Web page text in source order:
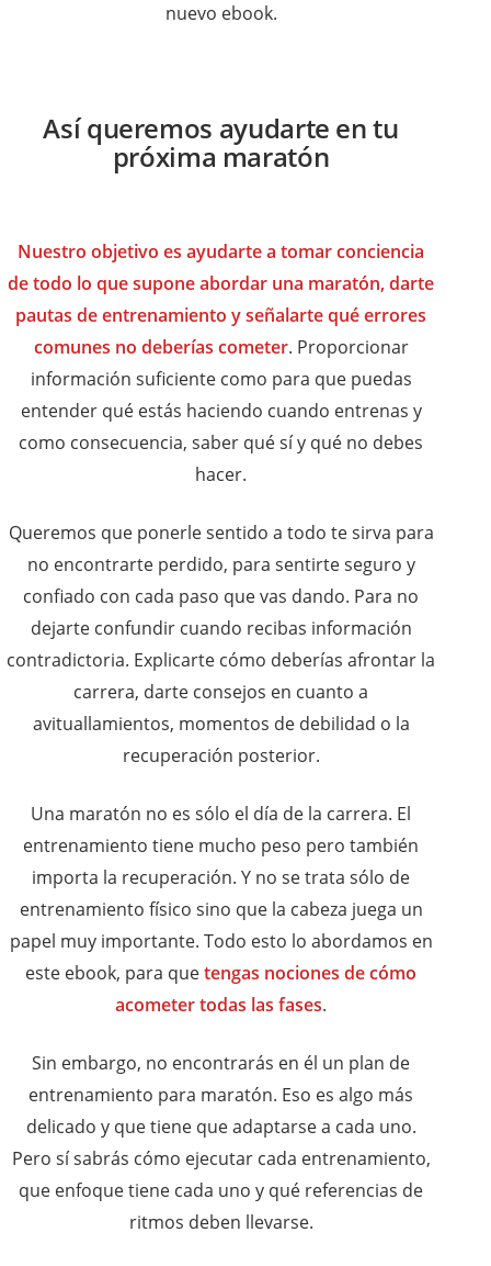
nuevo ebook.
Así queremos ayudarte en tu
próxima maratón
Nuestro objetivo es ayudarte a tomar conciencia
de todo lo que supone abordar una maratón, darte
pautas de entrenamiento y señalarte qué errores
comunes no deberías cometer. Proporcionar
información suficiente como para que puedas
entender qué estás haciendo cuando entrenas y
como consecuencia, saber qué sí y qué no debes
hacer.
Queremos que ponerle sentido a todo te sirva para
no encontrarte perdido, para sentirte seguro y
confiado con cada paso que vas dando. Para no
dejarte confundir cuando recibas información
contradictoria. Explicarte cómo deberías afrontar la
carrera, darte consejos en cuanto a
avituallamientos, momentos de debilidad o la
recuperación posterior.
Una maratón no es sólo el día de la carrera. El
entrenamiento tiene mucho peso pero también
importa la recuperación. Y no se trata sólo de
entrenamiento físico sino que la cabeza juega un
papel muy importante. Todo esto lo abordamos en
este ebook, para quetengas nociones de cómo
acometer todas las fases.
Sin embargo, no encontrarás en él un plan de
entrenamiento para maratón. Eso es algo más
delicado y que tiene que adaptarse a cada uno.
Pero sí sabrás cómo ejecutar cada entrenamiento,
que enfoque tiene cada uno y qué referencias de
ritmos deben llevarse.